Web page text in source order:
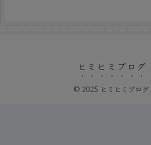
ヒミヒミブログ
© 2025 ヒミヒミブログ.